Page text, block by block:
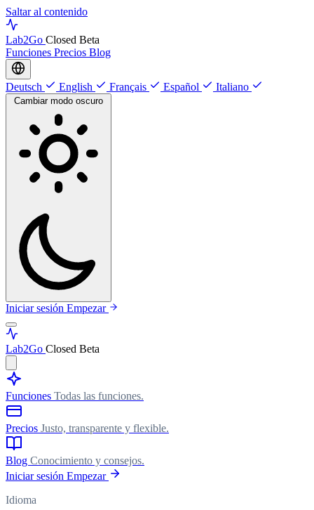
Saltar al contenido
Lab2Go Closed Beta
Funciones Precios Blog
Deutsch English Français Español Italiano
Cambiar modo oscuro
Iniciar sesión Empezar
Lab2Go Closed Beta
Funciones Todas las funciones.
Precios Justo, transparente y flexible.
Blog Conocimiento y consejos.
Iniciar sesión Empezar
Idioma